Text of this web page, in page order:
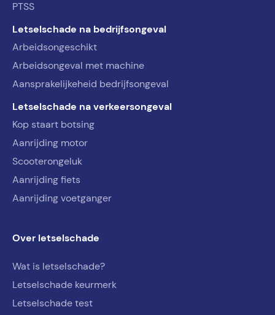
PTSS
Letselschade na bedrijfsongeval
Arbeidsongeschikt
Arbeidsongeval met machine
Aansprakelijkeheid bedrijfsongeval
Letselschade na verkeersongeval
Kop staart botsing
Aanrijding motor
Scooterongeluk
Aanrijding fiets
Aanrijding voetganger
Over letselschade
Wat is letselschade?
Letselschade keurmerk
Letselschade test